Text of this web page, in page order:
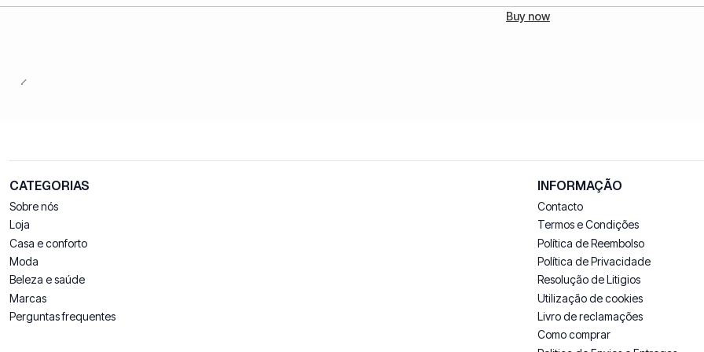
Buy now
CATEGORIAS
Sobre nós
Loja
Casa e conforto
Moda
Beleza e saúde
Marcas
Perguntas frequentes
INFORMAÇÃO
Contacto
Termos e Condições
Política de Reembolso
Política de Privacidade
Resolução de Litigios
Utilização de cookies
Livro de reclamações
Como comprar